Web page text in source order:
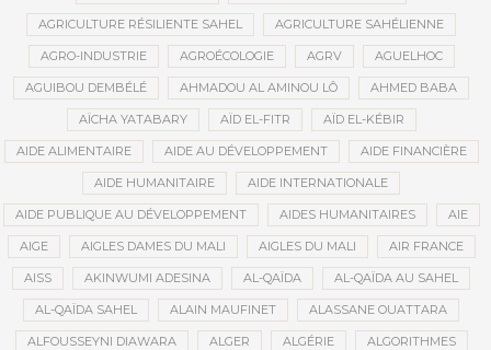
AGRICULTURE RÉSILIENTE SAHEL AGRICULTURE SAHÉLIENNE
AGRO-INDUSTRIE AGROÉCOLOGIE AGRV AGUELHOC
AGUIBOU DEMBÉLÉ AHMADOU AL AMINOU LÔ AHMED BABA
AÏCHA YATABARY AÏD EL-FITR AÏD EL-KÉBIR
AIDE ALIMENTAIRE AIDE AU DÉVELOPPEMENT AIDE FINANCIÈRE
AIDE HUMANITAIRE AIDE INTERNATIONALE
AIDE PUBLIQUE AU DÉVELOPPEMENT AIDES HUMANITAIRES AIE
AIGE AIGLES DAMES DU MALI AIGLES DU MALI AIR FRANCE
AISS AKINWUMI ADESINA AL-QAÏDA AL-QAÏDA AU SAHEL
AL-QAÏDA SAHEL ALAIN MAUFINET ALASSANE OUATTARA
ALFOUSSEYNI DIAWARA ALGER ALGÉRIE ALGORITHMES